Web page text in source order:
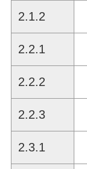
2.1.2
2.2.1
2.2.2
2.2.3
2.3.1